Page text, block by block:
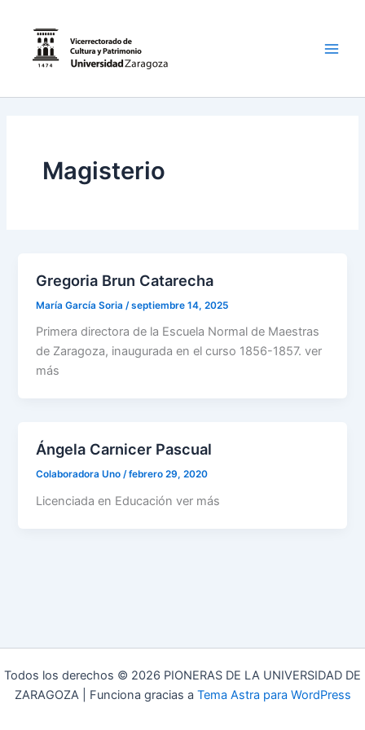
contenido
Magisterio
Gregoria Brun Catarecha
María García Soria /septiembre 14, 2025
Primera directora de la Escuela Normal de Maestras
de Zaragoza, inaugurada en el curso 1856-1857. ver
más
Ángela Carnicer Pascual
Colaboradora Uno/febrero 29, 2020
Licenciada en Educación ver más
Todos los derechos © 2026 PIONERAS DE LA UNIVERSIDAD DE
ZARAGOZA | Funciona gracias a Tema Astra para WordPress